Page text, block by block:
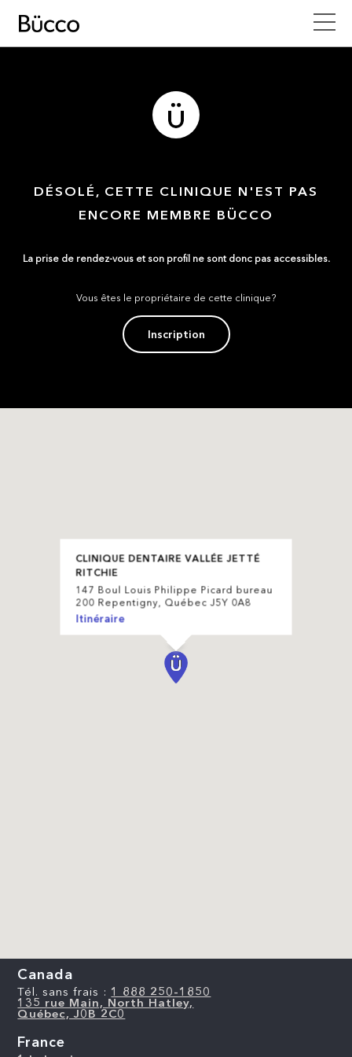
DÉSOLÉ, CETTE CLINIQUE N'EST PAS
ENCORE MEMBRE BÜCCO
La prise de rendez-vous et son profil ne sont donc pas accessibles.
Vous êtes le propriétaire de cette clinique?
Inscription
CLINIQUE DENTAIRE VALLÉE JETTÉ
RITCHIE
147 Boul Louis Philippe Picard bureau
200 Repentigny, Québec J5Y 0A8
Itinéraire
Canada
Tél. sans frais : 1 888 250-1850
135 rue Main, North Hatley,
Québec, J0B 2C0
France